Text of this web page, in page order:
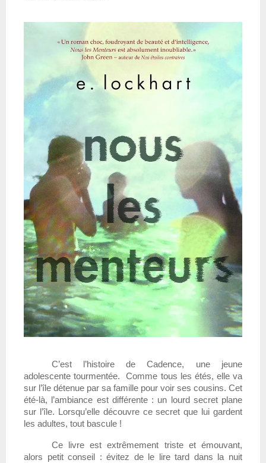
C’est l’histoire de Cadence, une jeune
adolescente tourmentée.  Comme tous les étés, elle va
sur l’île détenue par sa famille pour voir ses cousins. Cet
été-là, l’ambiance est différente : un lourd secret plane
sur l’île. Lorsqu’elle découvre ce secret que lui gardent
les adultes, tout bascule !
Ce livre est extrêmement triste et émouvant,
alors petit conseil : évitez de le lire tard dans la nuit